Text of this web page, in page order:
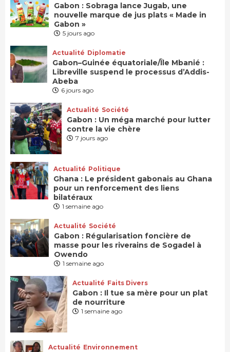
Gabon : Sobraga lance Jugab, une
nouvelle marque de jus plats « Made in
Gabon »
5 jours ago
Actualité Diplomatie
Gabon–Guinée équatoriale/Île Mbanié :
Libreville suspend le processus d’Addis-
Abeba
6 jours ago
Actualité Société
Gabon : Un méga marché pour lutter
contre la vie chère
7 jours ago
Actualité Politique
Ghana : Le président gabonais au Ghana
pour un renforcement des liens
bilatéraux
1 semaine ago
Actualité Société
Gabon : Régularisation foncière de
masse pour les riverains de Sogadel à
Owendo
1 semaine ago
Actualité Faits Divers
Gabon : Il tue sa mère pour un plat
de nourriture
1 semaine ago
Actualité Environnement